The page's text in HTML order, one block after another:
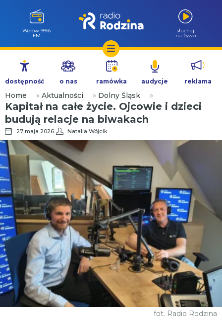
Przejdź
treści
Wołów 99.6
FM
słuchaj
na żywo
dostępność o nas ramówka audycje reklama
Home » Aktualności » Dolny Śląsk »
Kapitał na całe życie. Ojcowie i dzieci
budują relacje na biwakach
27 maja 2026 Natalia Wójcik
fot. Radio Rodzina